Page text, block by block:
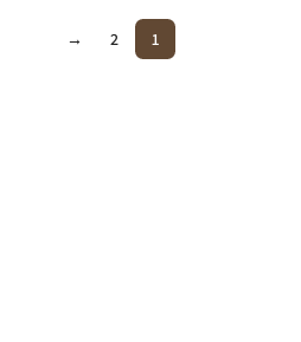
1
2
→